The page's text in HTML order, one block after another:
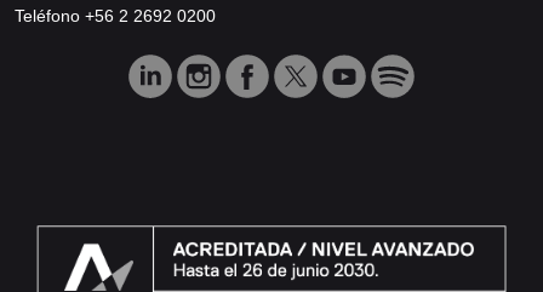
Teléfono +56 2 2692 0200